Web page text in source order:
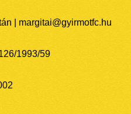
| margitai@gyirmotfc.hu
1993/59